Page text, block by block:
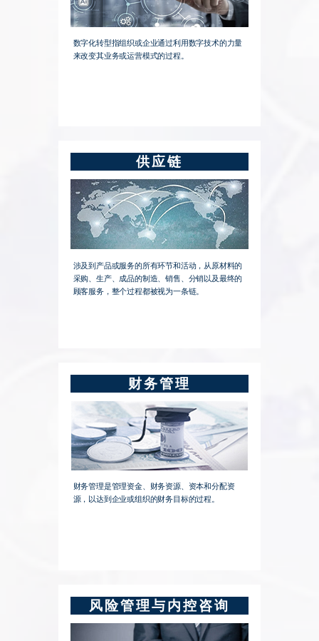
数字化转型指组织或企业通过利用数字技术的力量
来改变其业务或运营模式的过程。
供应链
涉及到产品或服务的所有环节和活动，从原材料的
采购、生产、成品的制造、销售、分销以及最终的
顾客服务，整个过程都被视为一条链。
财务管理
财务管理是管理资金、财务资源、资本和分配资
源，以达到企业或组织的财务目标的过程。
风险管理与内控咨询